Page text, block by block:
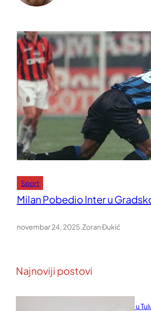
Sport
Milan Pobedio Inter u
novembar 24, 2025 Zoran Đukić
Najnoviji postovi
Naučni institut u